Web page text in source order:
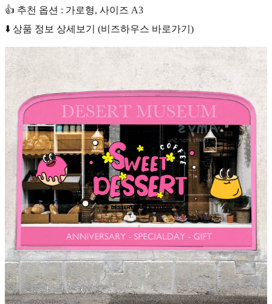
👍 추천 옵션 : 가로형, 사이즈 A3
⬇️ 상품 정보 상세보기 (비즈하우스 바로가기)